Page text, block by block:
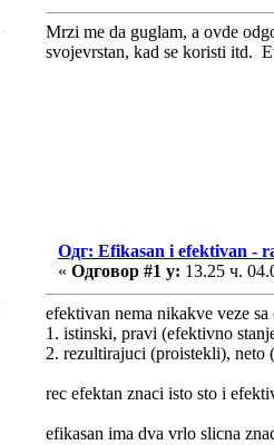
Mrzi me da guglam, a ovde
svojevrstan, kad se koristi itd.
Одг: Efikasan i efektivan -
« Одговор #1 у: 13.25 ч.
efektivan nema nikakve veze
1. istinski, pravi (efektivno
2. rezultirajuci (proistekli), neto
rec efektan znaci isto sto i
efikasan ima dva vrlo slicna